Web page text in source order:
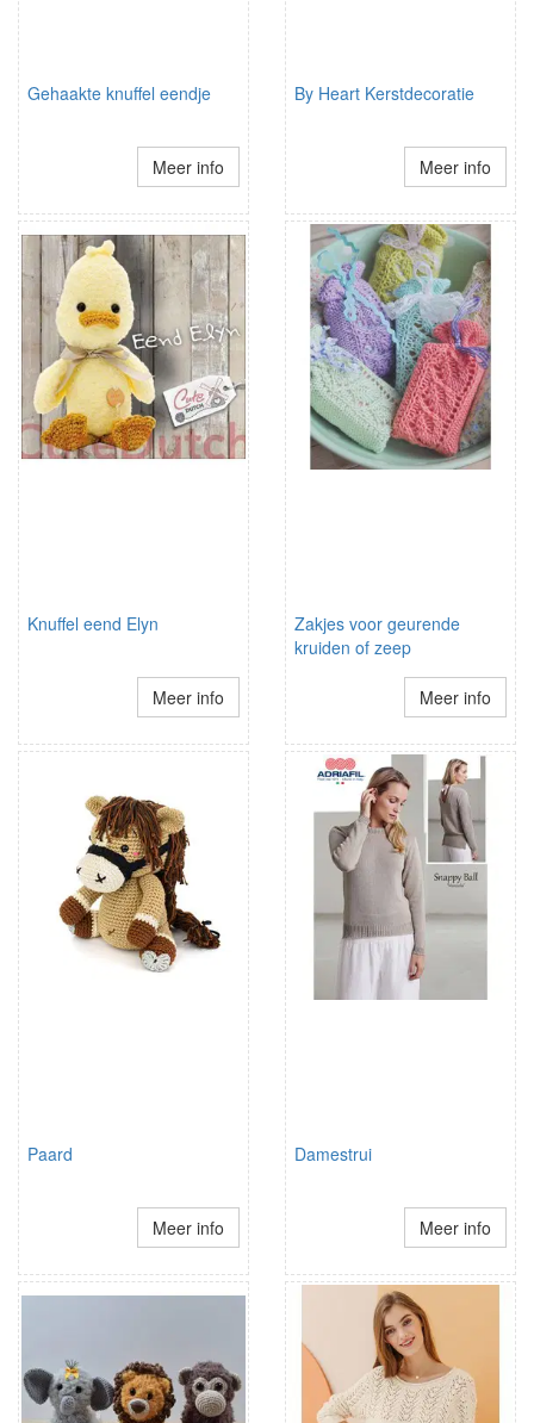
Gehaakte knuffel eendje
Meer info
By Heart Kerstdecoratie
Meer info
Knuffel eend Elyn
Meer info
Zakjes voor geurende
kruiden of zeep
Meer info
Paard
Meer info
Damestrui
Meer info